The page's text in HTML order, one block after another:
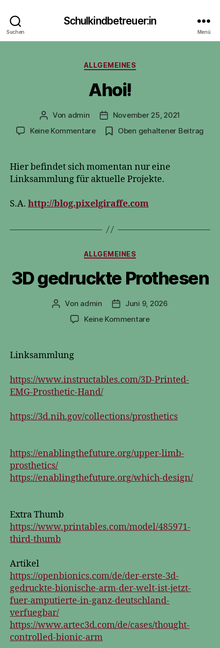
Suchen
Schulkindbetreuer:in
Menü
Kategorien
ALLGEMEINES
Ahoi!
Beitragsautor
Von admin Veröffentlichungsdatum
November 25, 2021
Keine Kommentarezu
Oben gehaltener Beitrag
Hier befindet sich momentan nur eine
Linksammlung für aktuelle Projekte.
S.A. http://blog.pixelgiraffe.com
Kategorien
ALLGEMEINES
3D gedruckte Prothesen
Beitragsautor
Von admin Veröffentlichungsdatum
Juni 9, 2026
Keine Kommentarezu
Linksammlung
https://www.instructables.com/3D-Printed-
EMG-Prosthetic-Hand/
https://3d.nih.gov/collections/prosthetics
https://enablingthefuture.org/upper-limb-
prosthetics/
https://enablingthefuture.org/which-design/
Extra Thumb
https://www.printables.com/model/485971-
third-thumb
Artikel
https://openbionics.com/de/der-erste-3d-
gedruckte-bionische-arm-der-welt-ist-jetzt-
fuer-amputierte-in-ganz-deutschland-
verfuegbar/
https://www.artec3d.com/de/cases/thought-
controlled-bionic-arm